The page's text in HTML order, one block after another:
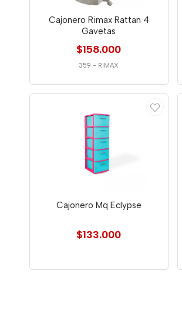
Cajonero Rimax Rattan 4
Gavetas
$158.000
359 - RIMAX
Cajonero Mq Eclypse
$133.000